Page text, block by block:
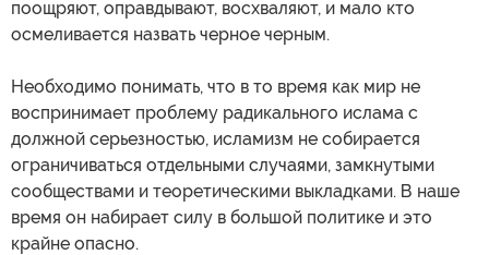
поощряют, оправдывают, восхваляют, и мало кто
осмеливается назвать черное черным.
Необходимо понимать, что в то время как мир не
воспринимает проблему радикального ислама с
должной серьезностью, исламизм не собирается
ограничиваться отдельными случаями, замкнутыми
сообществами и теоретическими выкладками. В наше
время он набирает силу в большой политике и это
крайне опасно.